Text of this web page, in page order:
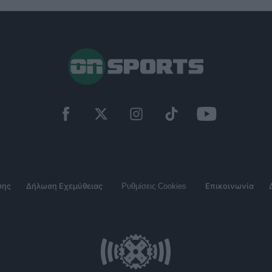
Δήλωση Εχεμύθειας Ρυθμίσεις Cookies Επικοινωνία